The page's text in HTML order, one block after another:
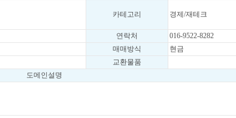
카테고리 경제/재테크
연락처
016-9522-8282
매매방식
현금
교환물품
도메인설명